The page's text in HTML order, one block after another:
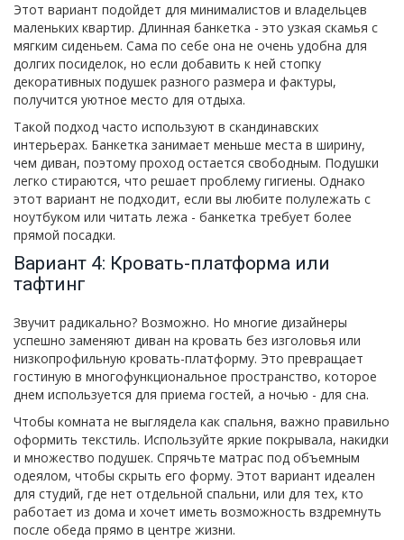
Этот вариант подойдет для минималистов и владельцев
маленьких квартир. Длинная банкетка - это узкая скамья с
мягким сиденьем. Сама по себе она не очень удобна для
долгих посиделок, но если добавить к ней стопку
декоративных подушек разного размера и фактуры,
получится уютное место для отдыха.
Такой подход часто используют в скандинавских
интерьерах. Банкетка занимает меньше места в ширину,
чем диван, поэтому проход остается свободным. Подушки
легко стираются, что решает проблему гигиены. Однако
этот вариант не подходит, если вы любите полулежать с
ноутбуком или читать лежа - банкетка требует более
прямой посадки.
Вариант 4: Кровать-платформа или
тафтинг
Звучит радикально? Возможно. Но многие дизайнеры
успешно заменяют диван на кровать без изголовья или
низкопрофильную кровать-платформу. Это превращает
гостиную в многофункциональное пространство, которое
днем используется для приема гостей, а ночью - для сна.
Чтобы комната не выглядела как спальня, важно правильно
оформить текстиль. Используйте яркие покрывала, накидки
и множество подушек. Спрячьте матрас под объемным
одеялом, чтобы скрыть его форму. Этот вариант идеален
для студий, где нет отдельной спальни, или для тех, кто
работает из дома и хочет иметь возможность вздремнуть
после обеда прямо в центре жизни.